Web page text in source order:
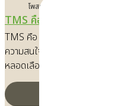
โพสต์เมื่อ
TMS คือ เทคนิคฟื้นฟูสมอง
TMS คือ เทคโนโลยีการกระตุ้น
ความสนใจอย่างมากในวงการแ
หลอดเลือดสมอง การรักษาด้วยวิ